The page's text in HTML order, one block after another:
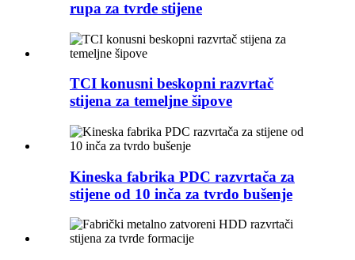
rupa za tvrde stijene
TCI konusni beskopni razvrtač
stijena za temeljne šipove
Kineska fabrika PDC razvrtača za
stijene od 10 inča za tvrdo bušenje